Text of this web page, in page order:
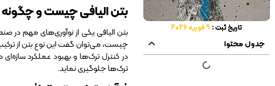
تاریخ ثبت : 9 فوریه 2026
جدول محتوا
بتن الیافی چیست و
بتن الیافی یکی از نوآوری‌های مهم در
چیست، می‌توان گفت این نوع بتن از
در کنترل ترک‌ها و بهبود عملکرد
ترک‌ها جلوگیری نماید.